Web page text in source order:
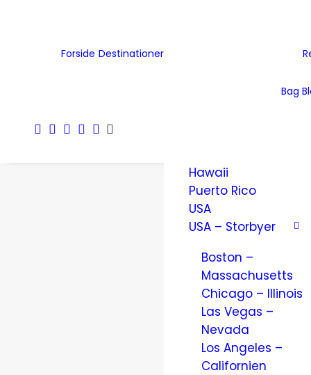
Forside Destinationer
Hawaii
Puerto Rico
USA
USA – Storbyer
Boston –
Massachusetts
Chicago – Illinois
Las Vegas –
Nevada
Los Angeles –
Californien
Bag